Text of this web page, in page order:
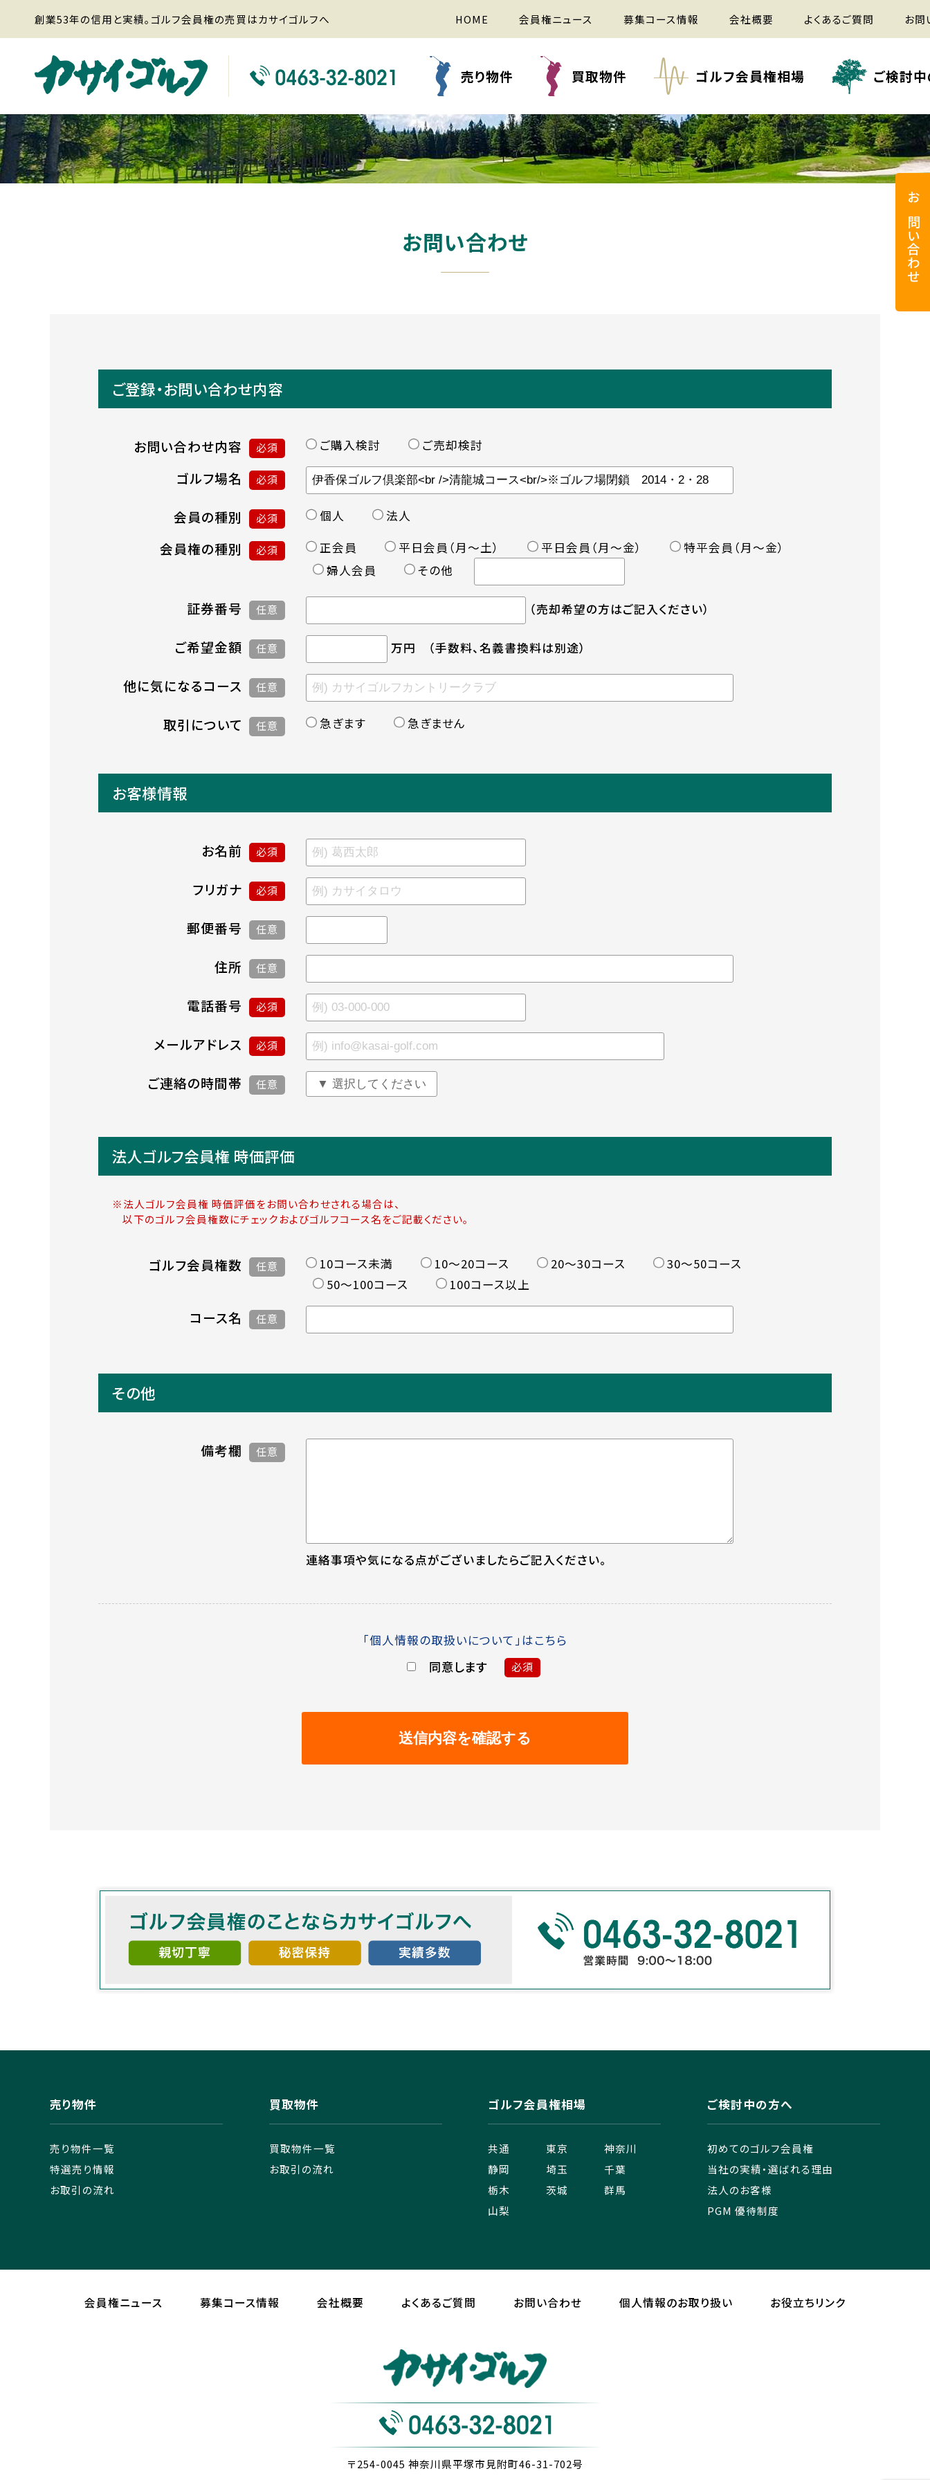
創業53年の信用と実績。ゴルフ会員権の売買はカサイゴルフへ HOME 会員権ニュース 募集コース情報 会社概要 よくあるご質問 お問
売り物件 買取物件 ゴルフ会員権相場 ご検討
お問い合わせ
ご登録・お問い合わせ内容
お問い合わせ内容 必須 ご購入検討 ご売却検討
ゴルフ場名 必須
会員の種別 必須 個人 法人
会員権の種別 必須 正会員 平日会員（月〜土） 平日会員（月〜金）
特平会員（月〜金）
婦人会員
その他
証券番号 任意 （売却希望の方はご記入ください）
ご希望金額 任意 万円 （手数料、名義書換料は別途）
他に気になるコース 任意
取引について 任意 急ぎます 急ぎません
お客様情報
お名前 必須
フリガナ 必須
郵便番号 任意
住所 任意
電話番号 必須
メールアドレス 必須
ご連絡の時間帯 任意
法人ゴルフ会員権 時価評価
※法人ゴルフ会員権 時価評価をお問い合わせされる場合は、
以下のゴルフ会員権数にチェックおよびゴルフコース名をご記載ください。
ゴルフ会員権数 任意 10コース未満 10〜20コース 20〜30コース
30〜50コース
50〜100コース
100コース以上
コース名 任意
その他
備考欄 任意
連絡事項や気になる点がございましたらご記入ください。
「個人情報の取扱いについて」はこちら
同意します 必須
お問い合わせ
売り物件
売り物件一覧
特選売り情報
お取引の流れ
買取物件
買取物件一覧
お取引の流れ
ゴルフ会員権相場
共通 東京
神奈川
静岡
埼玉
千葉
栃木
茨城
群馬
山梨
ご検討中の方へ
初めてのゴルフ会員権
当社の実績・選ばれる理由
法人のお客様
PGM 優待制度
会員権ニュース 募集コース情報 会社概要 よくあるご質問 お問い合わせ 個人情報のお取り扱い お役立ちリンク
〒254-0045 神奈川県平塚市見附町46-31-702号